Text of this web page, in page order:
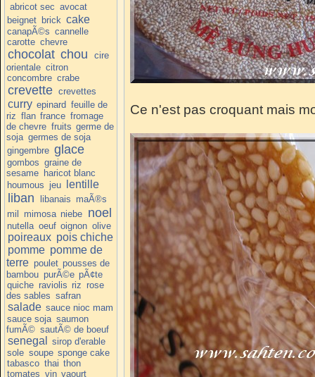
abricot sec avocat
beignet brick cake
canapÃ©s cannelle
carotte chevre
chocolat chou
cire
orientale citron
concombre crabe
crevette crevettes
curry epinard feuille de
riz flan france fromage
de chevre fruits germe de
soja germes de soja
gingembre glace
gombos graine de
sesame haricot blanc
houmous jeu lentille
liban libanais maÃ®s
mil mimosa niebe noel
nutella oeuf oignon olive
poireaux pois chiche
pomme pomme de
terre poulet pousses de
bambou purÃ©e pÃ¢te
quiche raviolis riz rose
des sables safran
salade sauce nioc mam
sauce soja saumon
fumÃ© sautÃ© de boeuf
senegal
sirop d'erable
sole soupe sponge cake
tabasco thai thon
tomates vin yaourt
Ce n'est pas croquant mais